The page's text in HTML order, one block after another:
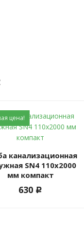
цена!
SN4 110x2000
мм компакт
630 c